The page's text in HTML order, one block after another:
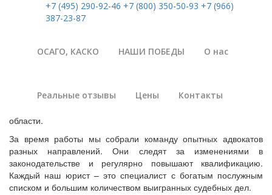
+7 (495) 290-92-46 +7 (800) 350-50-93 +7 (966)
387-23-87
ОСАГО, КАСКО НАШИ ПОБЕДЫ О нас
Реальные отзывы Цены Контакты
Автоюрист без
Вы посетили официальный сайт автоюриста. Рады сообщить -
области.
За время работы мы собрали команду опытных адвокатов
разных направлений. Они следят за изменениями в
законодательстве и регулярно повышают квалификацию.
Каждый наш юрист – это специалист с богатым послужным
списком и большим количеством выигранных судебных дел.